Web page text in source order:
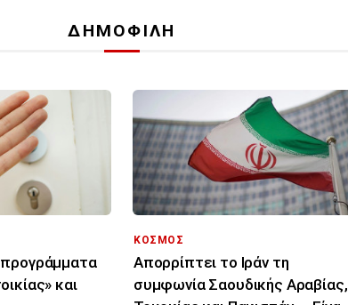
ΔΗΜΟΦΙΛΗ
και
ΚΟΣΜΟΣ
Απορρίπτει το Ιράν τη
συμφωνία Σαουδικής Αραβίας,